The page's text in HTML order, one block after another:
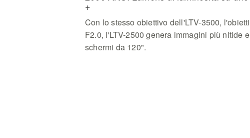
+
Con lo stesso obiettivo dell'LTV-3500,
F2.0, l'LTV-2500 genera immagini più nitide
schermi da 120".